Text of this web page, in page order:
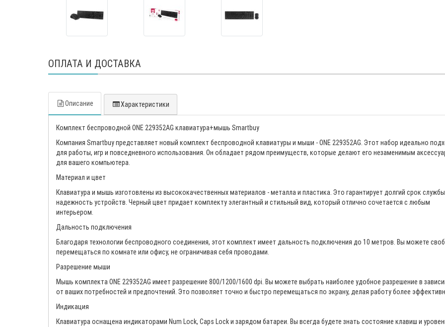
ОПЛАТА И ДОСТАВКА
Описание Характеристики
Комплект беспроводной ONE 229352AG клавиатура+мышь Smartbuy
Компания Smartbuy представляет новый комплект беспроводной клавиатуры и мыши - ONE 229352AG. Этот набор идеально
для работы, игр и повседневного использования. Он обладает рядом преимуществ, которые делают его незаменимым
для вашего компьютера.
Материал и цвет
Клавиатура и мышь изготовлены из высококачественных материалов - металла и пластика. Это гарантирует долгий срок
надежность устройств. Черный цвет придает комплекту элегантный и стильный вид, который отлично сочетается с любым
интерьером.
Дальность подключения
Благодаря технологии беспроводного соединения, этот комплект имеет дальность подключения до 10 метров. Вы можете
перемещаться по комнате или офису, не ограничивая себя проводами.
Разрешение мыши
Мышь комплекта ONE 229352AG имеет разрешение 800/1200/1600 dpi. Вы можете выбрать наиболее удобное разрешение в
от ваших потребностей и предпочтений. Это позволяет точно и быстро перемещаться по экрану, делая работу более
Индикация
Клавиатура оснащена индикаторами Num Lock, Caps Lock и зарядом батареи. Вы всегда будете знать состояние клавиш и